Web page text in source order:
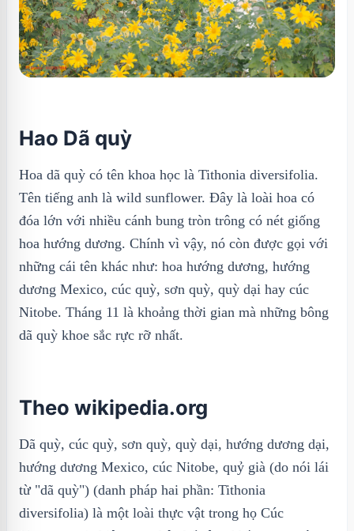
Hao Dã quỳ
Hoa dã quỳ có tên khoa học là Tithonia diversifolia.
Tên tiếng anh là wild sunflower. Đây là loài hoa có
đóa lớn với nhiều cánh bung tròn trông có nét giống
hoa hướng dương. Chính vì vậy, nó còn được gọi với
những cái tên khác như: hoa hướng dương, hướng
dương Mexico, cúc quỳ, sơn quỳ, quỳ dại hay cúc
Nitobe. Tháng 11 là khoảng thời gian mà những bông
dã quỳ khoe sắc rực rỡ nhất.
Theo wikipedia.org
Dã quỳ, cúc quỳ, sơn quỳ, quỳ dại, hướng dương dại,
hướng dương Mexico, cúc Nitobe, quỷ già (do nói lái
từ "dã quỳ") (danh pháp hai phần: Tithonia
diversifolia) là một loài thực vật trong họ Cúc